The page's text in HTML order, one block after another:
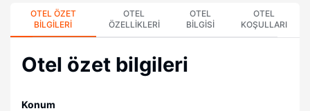
OTEL ÖZET
BILGILERI
OTEL
ÖZELLIKLERI
OTEL
BILGISI
OTEL
KOŞULLARI
Otel özet bilgileri
Konum